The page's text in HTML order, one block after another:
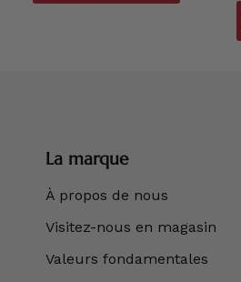
La marque
À propos de nous
Visitez-nous en magasin
Valeurs fondamentales